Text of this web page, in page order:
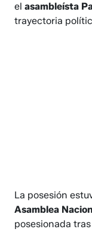
elasambleísta
trayectoria
La posesión
Asamblea
posesionada